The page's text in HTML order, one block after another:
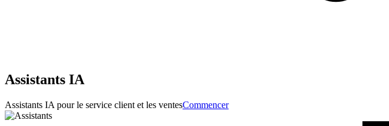
Assistants IA
Assistants IA pour le service client et les ventesCommencer